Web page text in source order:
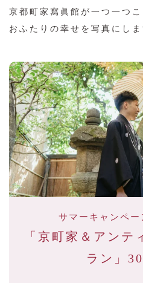
京都町家寫眞館が一つ一つ
おふたりの幸せを写真にしま
サマーキャンペー
「京町家＆アンテ
ラン」